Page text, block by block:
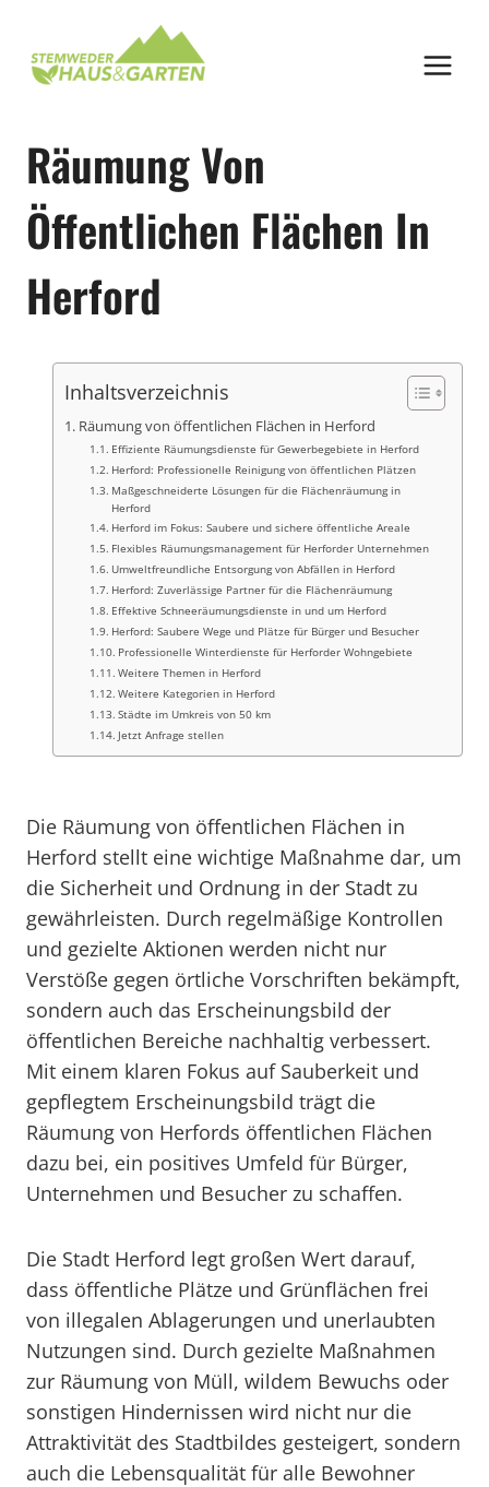
springen
Räumung Von
Öffentlichen Flächen In
Herford
Inhaltsverzeichnis
Räumung von öffentlichen Flächen in Herford
Effiziente Räumungsdienste für Gewerbegebiete in Herford
Herford: Professionelle Reinigung von öffentlichen Plätzen
Maßgeschneiderte Lösungen für die Flächenräumung in
Herford
Herford im Fokus: Saubere und sichere öffentliche Areale
Flexibles Räumungsmanagement für Herforder Unternehmen
Umweltfreundliche Entsorgung von Abfällen in Herford
Herford: Zuverlässige Partner für die Flächenräumung
Effektive Schneeräumungsdienste in und um Herford
Herford: Saubere Wege und Plätze für Bürger und Besucher
Professionelle Winterdienste für Herforder Wohngebiete
Weitere Themen in Herford
Weitere Kategorien in Herford
Städte im Umkreis von 50 km
Jetzt Anfrage stellen
Die Räumung von öffentlichen Flächen in
Herford stellt eine wichtige Maßnahme dar, um
die Sicherheit und Ordnung in der Stadt zu
gewährleisten. Durch regelmäßige Kontrollen
und gezielte Aktionen werden nicht nur
Verstöße gegen örtliche Vorschriften bekämpft,
sondern auch das Erscheinungsbild der
öffentlichen Bereiche nachhaltig verbessert.
Mit einem klaren Fokus auf Sauberkeit und
gepflegtem Erscheinungsbild trägt die
Räumung von Herfords öffentlichen Flächen
dazu bei, ein positives Umfeld für Bürger,
Unternehmen und Besucher zu schaffen.
Die Stadt Herford legt großen Wert darauf,
dass öffentliche Plätze und Grünflächen frei
von illegalen Ablagerungen und unerlaubten
Nutzungen sind. Durch gezielte Maßnahmen
zur Räumung von Müll, wildem Bewuchs oder
sonstigen Hindernissen wird nicht nur die
Attraktivität des Stadtbildes gesteigert, sondern
auch die Lebensqualität für alle Bewohner